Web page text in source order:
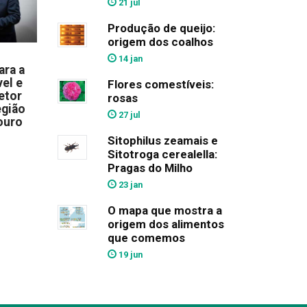
a
e
21 jul
Produção de queijo:
origem dos coalhos
14 jan
Flores comestíveis:
rosas
27 jul
Sitophilus zeamais e
Sitotroga cerealella:
Pragas do Milho
23 jan
O mapa que mostra a
origem dos alimentos
que comemos
19 jun